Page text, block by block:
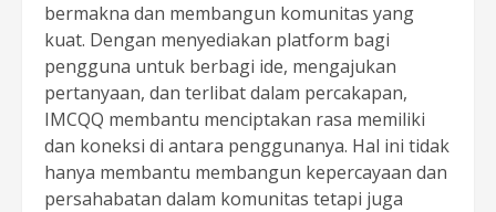
bermakna dan membangun komunitas yang
kuat. Dengan menyediakan platform bagi
pengguna untuk berbagi ide, mengajukan
pertanyaan, dan terlibat dalam percakapan,
IMCQQ membantu menciptakan rasa memiliki
dan koneksi di antara penggunanya. Hal ini tidak
hanya membantu membangun kepercayaan dan
persahabatan dalam komunitas tetapi juga